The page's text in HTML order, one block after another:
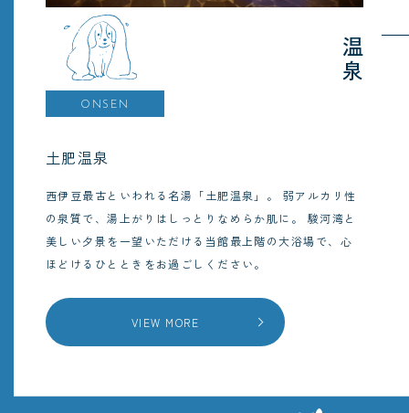
ONSEN
温泉
土肥温泉
西伊豆最古といわれる名湯「土肥温泉」。
弱アルカリ性
の泉質で、湯上がりはしっとりなめらか肌に。
駿河湾と
美しい夕景を一望いただける当館最上階の大浴場で、心
ほどけるひとときをお過ごしください。
VIEW MORE